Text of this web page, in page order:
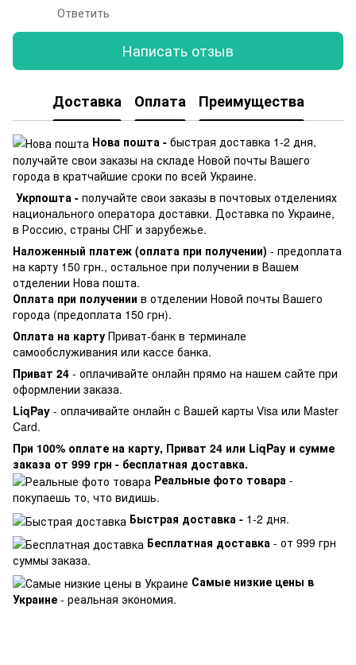
Ответить
Написать отзыв
Доставка Оплата Преимущества
Нова пошта - быстрая доставка 1-2 дня,
получайте свои заказы на складе Новой почты Вашего
города в кратчайшие сроки по всей Украине.
Укрпошта - получайте свои заказы в почтовых отделениях
национального оператора доставки. Доставка по Украине,
в Россию, страны СНГ и зарубежье.
Наложенный платеж (оплата при получении) - предоплата
на карту 150 грн., остальное при получении в Вашем
отделении Нова пошта.
Оплата при получении в отделении Новой почты Вашего
города (предоплата 150 грн).
Оплата на карту Приват-банк в терминале
самообслуживания или кассе банка.
Приват 24 - оплачивайте онлайн прямо на нашем сайте при
оформлении заказа.
LiqPay - оплачивайте онлайн с Вашей карты Visa или Master
Card.
При 100% оплате на карту, Приват 24 или LiqPay и сумме
заказа от 999 грн - бесплатная доставка.
Реальные фото товара -
покупаешь то, что видишь.
Быстрая доставка - 1-2 дня.
Бесплатная доставка - от 999 грн
суммы заказа.
Самые низкие цены в
Украине - реальная экономия.